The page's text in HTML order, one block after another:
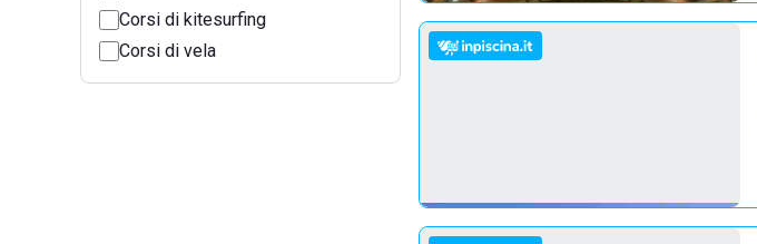
Corsi di kitesurfing
Corsi di vela